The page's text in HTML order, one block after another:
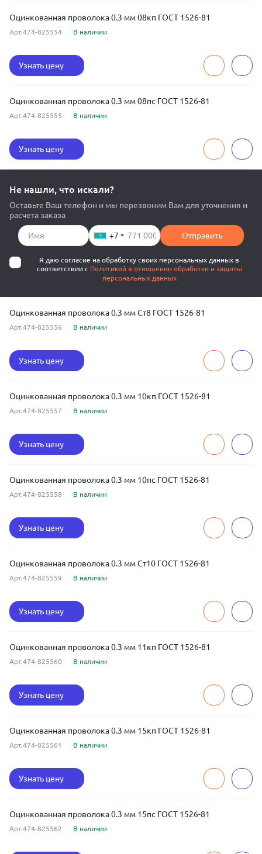
Оцинкованная проволока 0.3 мм 08кп ГОСТ 1526-81
Арт.474-825554 В наличии
Узнать цену
Оцинкованная проволока 0.3 мм 08пс ГОСТ 1526-81
Арт.474-825555 В наличии
Узнать цену
Не нашли, что искали?
Оставьте Ваш телефон и мы перезвоним Вам для уточнения и
расчета заказа
+7 Отправить
Я даю согласие на обработку своих персональных данных в
соответствии с Политикой в отношении обработки и защиты
персональных данных
Оцинкованная проволока 0.3 мм Ст8 ГОСТ 1526-81
Арт.474-825556 В наличии
Узнать цену
Оцинкованная проволока 0.3 мм 10кп ГОСТ 1526-81
Арт.474-825557 В наличии
Узнать цену
Оцинкованная проволока 0.3 мм 10пс ГОСТ 1526-81
Арт.474-825558 В наличии
Узнать цену
Оцинкованная проволока 0.3 мм Ст10 ГОСТ 1526-81
Арт.474-825559 В наличии
Узнать цену
Оцинкованная проволока 0.3 мм 11кп ГОСТ 1526-81
Арт.474-825560 В наличии
Узнать цену
Оцинкованная проволока 0.3 мм 15кп ГОСТ 1526-81
Арт.474-825561 В наличии
Узнать цену
Оцинкованная проволока 0.3 мм 15пс ГОСТ 1526-81
Арт.474-825562 В наличии